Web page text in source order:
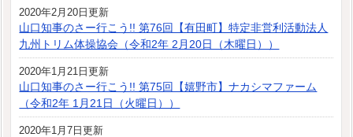
2020年2月20日更新
山口知事のさー行こう!! 第76回【有田町】特定非営利活動法人
九州トリム体操協会（令和2年 2月20日（木曜日））
2020年1月21日更新
山口知事のさー行こう!! 第75回【嬉野市】ナカシマファーム
（令和2年 1月21日（火曜日））
2020年1月7日更新